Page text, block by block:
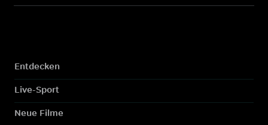
Entdecken
Live-Sport
Neue Filme